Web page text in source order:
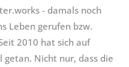
- damals noch
Leben gerufen bzw.
2010 hat sich auf
getan. Nicht nur, dass die